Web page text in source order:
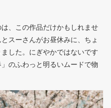
、この作品だけかもしれませ
スーさんがお昼休みに、ちょ
した。にぎやかではないです
のふわっと明るいムードで物